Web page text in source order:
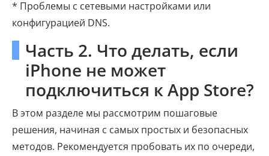
* Проблемы с сетевыми настройками или
конфигурацией DNS.
Часть 2. Что делать, если
iPhone не может
подключиться к App Store?
В этом разделе мы рассмотрим пошаговые
решения, начиная с самых простых и безопасных
методов. Рекомендуется пробовать их по очереди,